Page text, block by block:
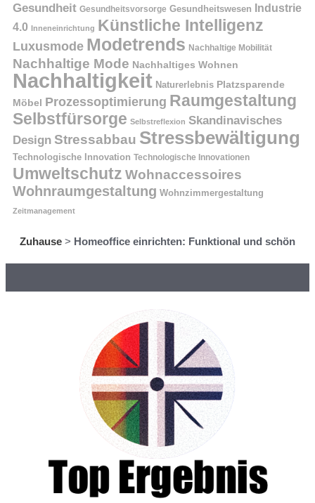
Gesundheit Gesundheitsvorsorge Gesundheitswesen Industrie
4.0 Inneneinrichtung Künstliche Intelligenz
Luxusmode Modetrends Nachhaltige Mobilität
Nachhaltige Mode Nachhaltiges Wohnen
Nachhaltigkeit Naturerlebnis Platzsparende
Möbel
Prozessoptimierung Raumgestaltung
Selbstfürsorge Selbstreflexion Skandinavisches
Design Stressabbau Stressbewältigung
Technologische Innovation Technologische Innovationen
Umweltschutz Wohnaccessoires
Wohnraumgestaltung Wohnzimmergestaltung
Zeitmanagement
Zuhause > Homeoffice einrichten: Funktional und schön